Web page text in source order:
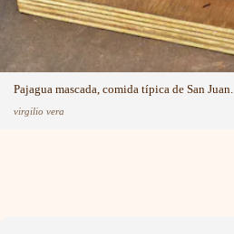
Pajagua mascada, comida típica de San Juan.
virgilio vera